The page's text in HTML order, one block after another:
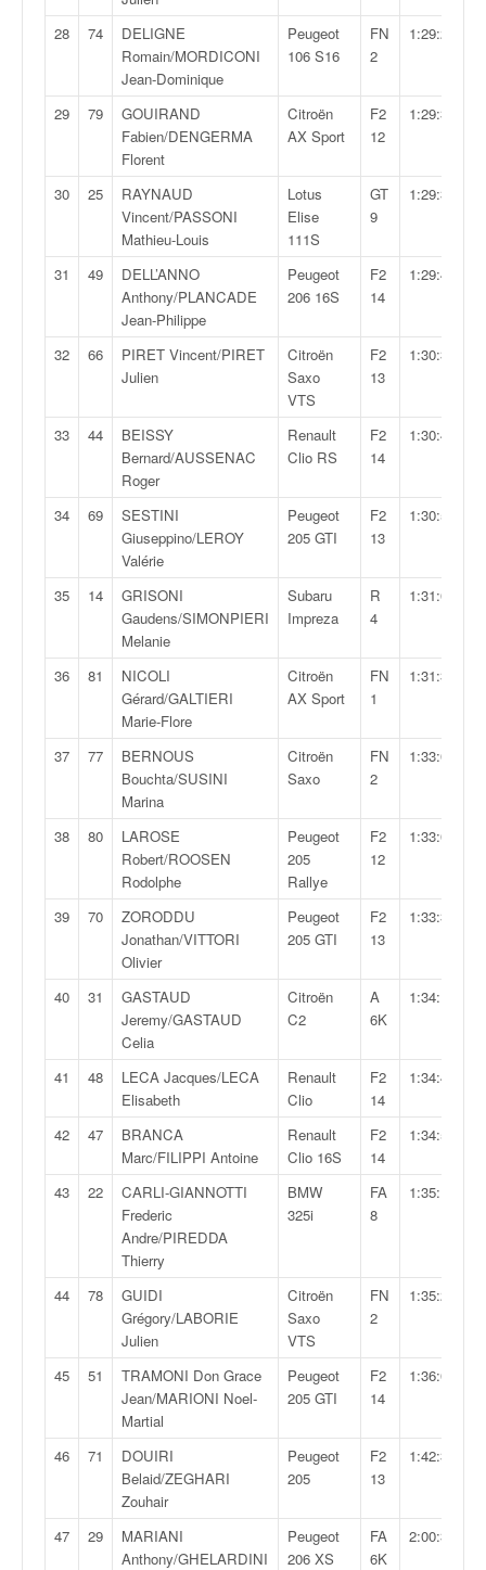
28
74
DELIGNE
Romain/MORDICONI
Jean-Dominique
Peugeot
106 S16
FN
2
1:29:27,7
29 79
GOUIRAND
Fabien/DENGERMA
Florent
Citroën
AX Sport
F2
12
1:29:34,8
30 25
RAYNAUD
Vincent/PASSONI
Mathieu-Louis
Lotus
Elise
111S
GT
9
1:29:38,4
31 49
DELL’ANNO
Anthony/PLANCADE
Jean-Philippe
Peugeot
206 16S
F2
14
1:29:49,6
32 66
PIRET Vincent/PIRET
Julien
Citroën
Saxo
VTS
F2
13
1:30:36,3
33 44
BEISSY
Bernard/AUSSENAC
Roger
Renault
Clio RS
F2
14
1:30:41,6
34 69
SESTINI
Giuseppino/LEROY
Valérie
Peugeot
205 GTI
F2
13
1:30:54,3
35 14
GRISONI
Gaudens/SIMONPIERI
Melanie
Subaru
Impreza
R
4
1:31:03,2
36 81
NICOLI
Gérard/GALTIERI
Marie-Flore
Citroën
AX Sport
FN
1
1:31:39,0
37 77
BERNOUS
Bouchta/SUSINI
Marina
Citroën
Saxo
FN
2
1:33:00,2
38 80
LAROSE
Robert/ROOSEN
Rodolphe
Peugeot
205
Rallye
F2
12
1:33:06,6
39 70
ZORODDU
Jonathan/VITTORI
Olivier
Peugeot
205 GTI
F2
13
1:33:31,1
40 31
GASTAUD
Jeremy/GASTAUD
Celia
Citroën
C2
A
6K
1:34:11,6
41 48
LECA Jacques/LECA
Elisabeth
Renault
Clio
F2
14
1:34:49,2
42 47
BRANCA
Marc/FILIPPI Antoine
Renault
Clio 16S
F2
14
1:34:54,0
43 22
CARLI-GIANNOTTI
Frederic
Andre/PIREDDA
Thierry
BMW
325i
FA
8
1:35:16,5
44 78
GUIDI
Grégory/LABORIE
Julien
Citroën
Saxo
VTS
FN
2
1:35:22,8
45 51
TRAMONI Don Grace
Jean/MARIONI Noel-
Martial
Peugeot
205 GTI
F2
14
1:36:08,0
46 71
DOUIRI
Belaid/ZEGHARI
Zouhair
Peugeot
205
F2
13
1:42:32,4
47 29
MARIANI
Anthony/GHELARDINI
Peugeot
206 XS
FA
6K
2:00:33,3